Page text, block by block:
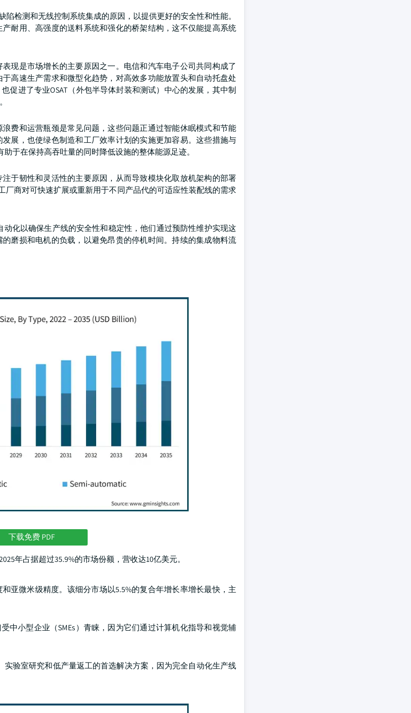
检测和无线控制系统集成的原因，以提供更好的安全性和性能。
耐用、高强度的送料系统和强化的桥架结构，这不仅能提高系统
现是市场增长的主要原因之一。电信和汽车电子公司共同构成了
高速生产需求和微型化趋势，对高效多功能放置头和自动托盘处
促进了专业OSAT（外包半导体封装和测试）中心的发展，其中制
费和运营瓶颈是常见问题，这些问题正通过智能休眠模式和节能
展，也使绿色制造和工厂效率计划的实施更加容易。这些措施与
于在保持高吞吐量的同时降低设施的整体能源足迹。
于韧性和灵活性的主要原因，从而导致模块化取放机架构的部署
厂商对可快速扩展或重新用于不同产品代的可适应性装配线的需求
化以确保生产线的安全性和稳定性，他们通过预防性维护实现这
磨损和电机的负载，以避免昂贵的停机时间。持续的集成物料流
下载免费 PDF
年占据超过35.9%的市场份额，营收达10亿美元。
亚微米级精度。该细分市场以5.5%的复合年增长率增长最快，主
中小型企业（SMEs）青睐，因为它们通过计算机化指导和视觉辅
验室研究和低产量返工的首选解决方案，因为完全自动化生产线